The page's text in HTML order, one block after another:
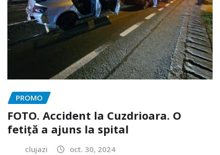
PROMO
FOTO. Accident la Cuzdrioara. O
fetiță a ajuns la spital
clujazi oct. 30, 2024